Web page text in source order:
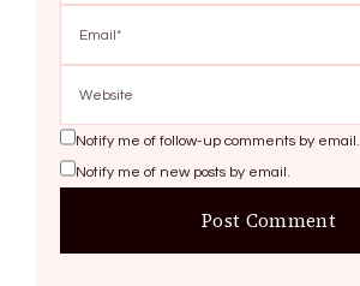
Notify me of follow-up comments by email.
Notify me of new posts by email.